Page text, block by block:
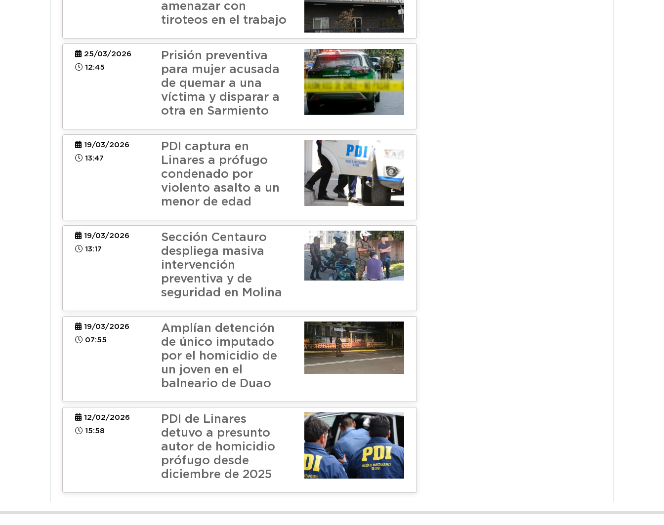
amenazar con
tiroteos en el trabajo
25/03/2026
12:45
Prisión preventiva
para mujer acusada
de quemar a una
víctima y disparar a
otra en Sarmiento
19/03/2026
13:47
PDI captura en
Linares a prófugo
condenado por
violento asalto a un
menor de edad
19/03/2026
13:17
Sección Centauro
despliega masiva
intervención
preventiva y de
seguridad en Molina
19/03/2026
07:55
Amplían detención
de único imputado
por el homicidio de
un joven en el
balneario de Duao
12/02/2026
15:58
PDI de Linares
detuvo a presunto
autor de homicidio
prófugo desde
diciembre de 2025